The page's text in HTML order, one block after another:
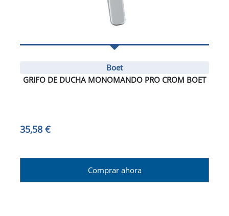
Boet
GRIFO DE DUCHA MONOMANDO PRO CROM BOET
35,58 €
Comprar ahora